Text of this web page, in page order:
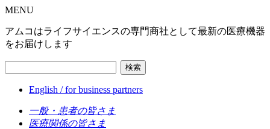
MENU
アムコはライフサイエンスの専門商社として最新の医療機器
をお届けします
検索
English / for business partners
一般・患者の皆さま
医療関係の皆さま